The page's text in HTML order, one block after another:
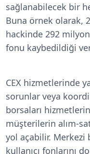
sağlanabilecek bir
Buna örnek olarak,
hackinde 292
fonu kaybedildiği
CEX hizmetlerinde
sorunlar veya
borsaları
müşterilerin alım-
yol açabilir. Merkezi
kullanıcı fonlarını